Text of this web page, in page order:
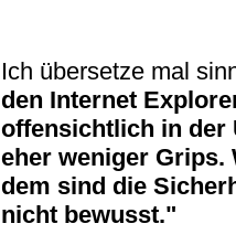
Ich übersetze mal
den Internet
offensichtlich in der
eher weniger Grips.
dem sind die
nicht bewusst."